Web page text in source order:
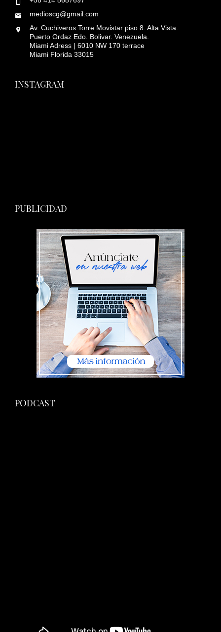
medioscg@gmail.com
Av. Cuchiveros Torre Movistar piso 8. Alta Vista.
Puerto Ordaz Edo. Bolivar. Venezuela.
Miami Adress | 6010 NW 170 terrace
Miami Florida 33015
INSTAGRAM
PUBLICIDAD
PODCAST